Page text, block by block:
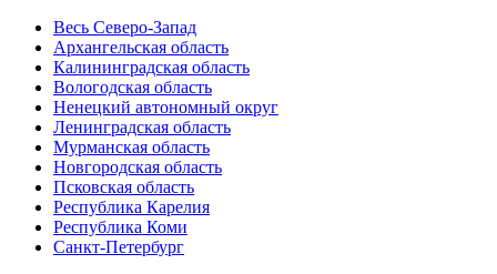
Весь Северо-Запад
Архангельская область
Калининградская область
Вологодская область
Ненецкий автономный округ
Ленинградская область
Мурманская область
Новгородская область
Псковская область
Республика Карелия
Республика Коми
Санкт-Петербург